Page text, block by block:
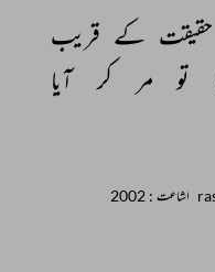
حقیقت کے قریب
تو مر کر آیا
اشاعت : 2002